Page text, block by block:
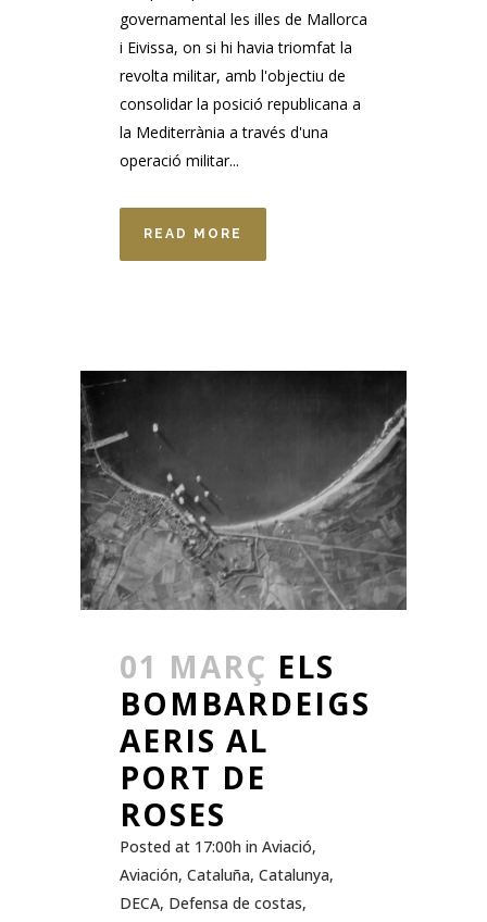
governamental les illes de Mallorca
i Eivissa, on si hi havia triomfat la
revolta militar, amb l'objectiu de
consolidar la posició republicana a
la Mediterrània a través d'una
operació militar...
READ MORE
01 MARÇ ELS
BOMBARDEIGS
AERIS AL
PORT DE
ROSES
Posted at 17:00h in Aviació,
Aviación, Cataluña, Catalunya,
DECA, Defensa de costas,